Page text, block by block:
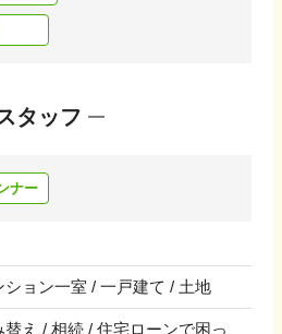
タッフ
ナー
ション一室 / 一戸建て / 土地
替え / 相続 / 住宅ローンで困っ